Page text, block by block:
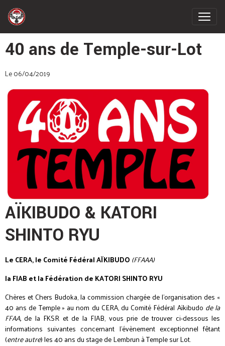
40 ans de Temple-sur-Lot
Le 06/04/2019
AÏKIBUDO & KATORI
SHINTO RYU
Le CERA, le Comité Fédéral AÏKIBUDO (FFAAA)
la FIAB et la Fédération de KATORI SHINTO RYU
Chères et Chers Budoka, la commission chargée de l’organisation des «
40 ans de Temple » au nom du CERA, du Comité Fédéral Aïkibudo de la
FFAA,de la FKSR et de la FIAB, vous prie de trouver ci-dessous les
informations suivantes concernant l’évènement exceptionnel fêtant
(entre autre) les 40 ans du stage de Lembrun à Temple sur Lot.